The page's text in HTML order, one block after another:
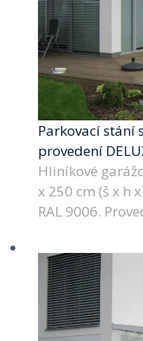
Parkovací stání
provedení
Hliníkové
x 250 cm (š x h
RAL 9006.